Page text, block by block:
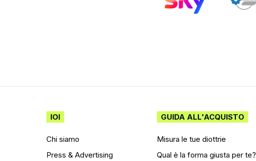
IOI
Chi siamo
Press & Advertising
GUIDA ALL'ACQUISTO
Misura le tue diottrie
Qual è la forma giusta per te?